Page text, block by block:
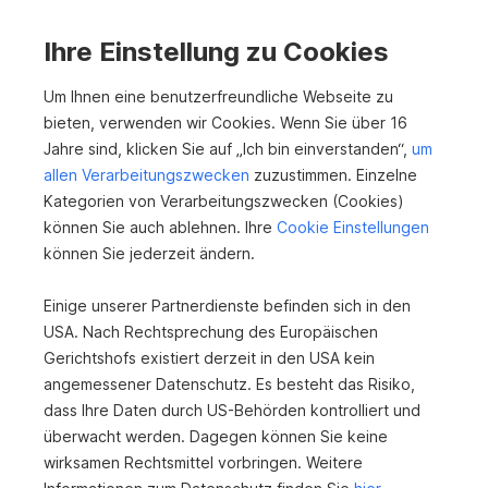
Büro
150 m
Nutzfläche
1.620 €
Nettomiete
Spitzenangebot: 4-Zimmer-Wohnung in
Asten zum fairen Preis!
4481 Asten
89 m 179.000 €
Ihre Einstellung zu Cookies
Um Ihnen eine benutzerfreundliche Webseite zu
bieten, verwenden wir Cookies. Wenn Sie über 16
Jahre sind, klicken Sie auf „Ich bin einverstanden“, um
allen Verarbeitungszwecken zuzustimmen. Einzelne
Kategorien von Verarbeitungszwecken (Cookies)
können Sie auch ablehnen. Ihre Cookie Einstellungen
können Sie jederzeit ändern.
Einige unserer Partnerdienste befinden sich in den
USA. Nach Rechtsprechung des Europäischen
Gerichtshofs existiert derzeit in den USA kein
angemessener Datenschutz. Es besteht das Risiko,
dass Ihre Daten durch US-Behörden kontrolliert und
überwacht werden. Dagegen können Sie keine
wirksamen Rechtsmittel vorbringen. Weitere